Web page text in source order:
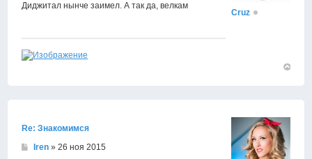
Диджитал нынче заимел. А так да, велкам
Cruz
Re: Знакомимся
Iren » 26 ноя 2015